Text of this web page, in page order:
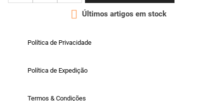
 Últimos artigos em stock
Política de Privacidade
Política de Expedição
Termos & Condições